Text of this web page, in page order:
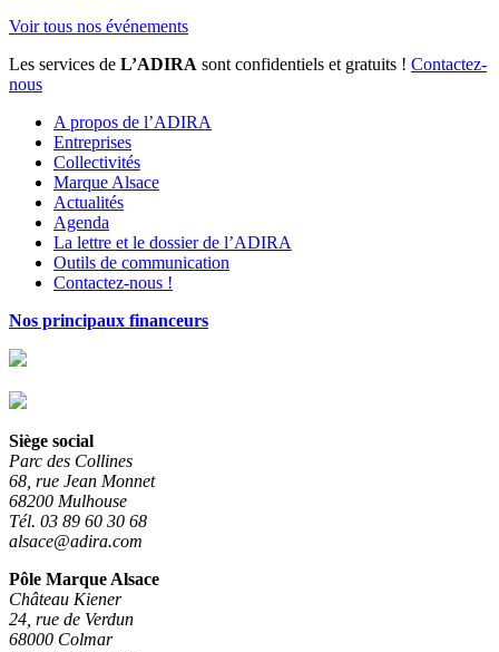
Voir tous nos événements
Les services de L’ADIRA sont confidentiels et gratuits ! Contactez-
nous
A propos de l’ADIRA
Entreprises
Collectivités
Marque Alsace
Actualités
Agenda
La lettre et le dossier de l’ADIRA
Outils de communication
Contactez-nous !
Nos principaux financeurs
Siège social
Parc des Collines
68, rue Jean Monnet
68200 Mulhouse
Tél. 03 89 60 30 68
alsace@adira.com
Pôle Marque Alsace
Château Kiener
24, rue de Verdun
68000 Colmar